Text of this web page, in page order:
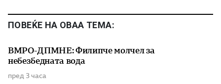
ПОВЕЌЕ НА ОВАА ТЕМА:
ВМРО-ДПМНЕ: Филипче молчел за
небезбедната вода
пред 3 часа